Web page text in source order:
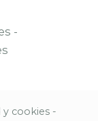
-
y cookies -